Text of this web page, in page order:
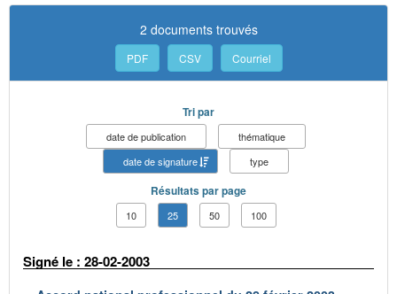
2 documents trouvés
PDF CSV Courriel
Tri par
date de publication
thématique
date de signature
type
Résultats par page
10 25 50 100
Signé le : 28-02-2003